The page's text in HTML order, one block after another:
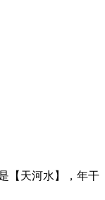
天河水】，年干